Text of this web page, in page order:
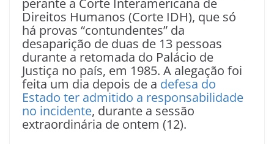
perante a Corte Interamericana de
Direitos Humanos (Corte IDH), que só
há provas “contundentes” da
desaparição de duas de 13 pessoas
durante a retomada do Palácio de
Justiça no país, em 1985. A alegação foi
feita um dia depois de a defesa do
Estado ter admitido a responsabilidade
no incidente, durante a sessão
extraordinária de ontem (12).